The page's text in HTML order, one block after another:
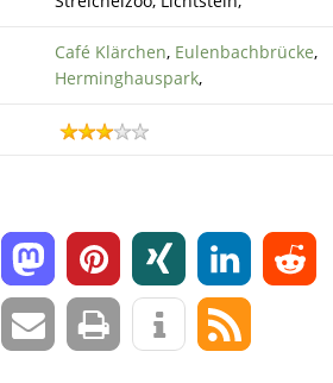
Café Klärchen, Eulenbachbrücke,
Herminghauspark,
0